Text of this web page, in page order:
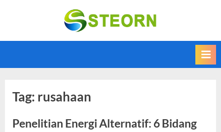
Informasi
Terkini dan
Informasi teknologi
terbaru dan
Tag: rusahaan
Penelitian Energi Alternatif: 6 Bidang